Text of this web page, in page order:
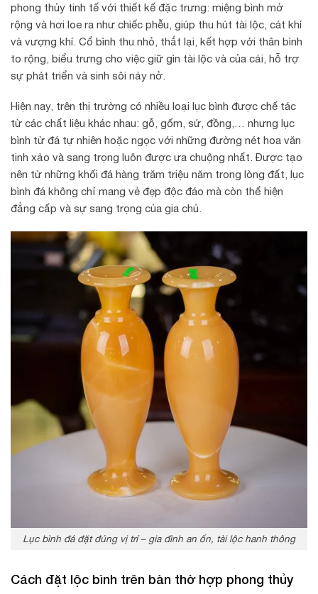
phong thủy tinh tế với thiết kế đặc trưng: miệng bình mở
rộng và hơi loe ra như chiếc phễu, giúp thu hút tài lộc, cát khí
và vượng khí. Cổ bình thu nhỏ, thắt lại, kết hợp với thân bình
to rộng, biểu trưng cho việc giữ gìn tài lộc và của cải, hỗ trợ
sự phát triển và sinh sôi nảy nở.
Hiện nay, trên thị trường có nhiều loại lục bình được chế tác
từ các chất liệu khác nhau: gỗ, gốm, sứ, đồng,… nhưng lục
bình từ đá tự nhiên hoặc ngọc với những đường nét hoa văn
tinh xảo và sang trọng luôn được ưa chuộng nhất. Được tạo
nên từ những khối đá hàng trăm triệu năm trong lòng đất, lục
bình đá không chỉ mang vẻ đẹp độc đáo mà còn thể hiện
đẳng cấp và sự sang trọng của gia chủ.
Lục bình đá đặt đúng vị trí – gia đình an ổn, tài lộc hanh thông
Cách đặt lộc bình trên bàn thờ hợp phong thủy